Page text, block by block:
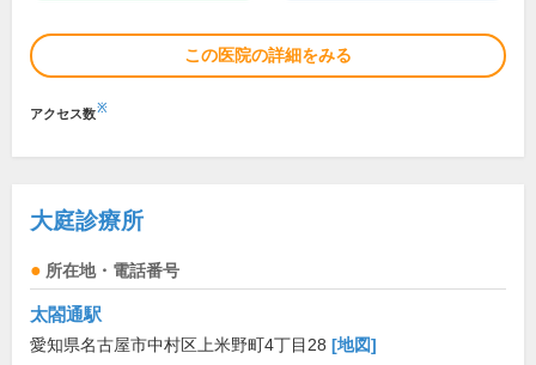
この医院の詳細をみる
アクセス数※
大庭診療所
所在地・電話番号
太閤通駅
愛知県名古屋市中村区上米野町4丁目28 [地図]